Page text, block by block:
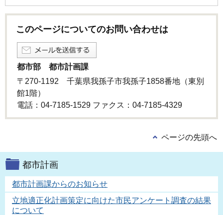
このページについてのお問い合わせは
都市部 都市計画課
〒270-1192 千葉県我孫子市我孫子1858番地（東別
館1階）
電話：04-7185-1529 ファクス：04-7185-4329
ページの先頭へ
都市計画
都市計画課からのお知らせ
立地適正化計画策定に向けた市民アンケート調査の結果
について